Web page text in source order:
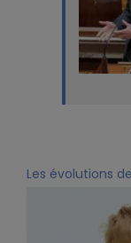
Les évolutions